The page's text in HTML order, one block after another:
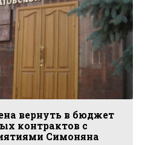
вернуть в бюджет
контрактов с
Симоняна